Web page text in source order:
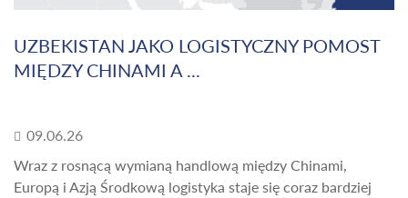
UZBEKISTAN JAKO LOGISTYCZNY POMOST
MIĘDZY CHINAMI A ...
09.06.26
Wraz z rosnącą wymianą handlową między Chinami,
Europą i Azją Środkową logistyka staje się coraz bardziej